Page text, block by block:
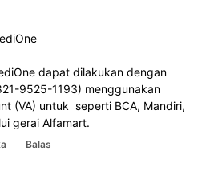
dapat dilakukan dengan
9525-1193) menggunakan
(VA) untuk  seperti BCA, Mandiri,
gerai Alfamart.
Balas